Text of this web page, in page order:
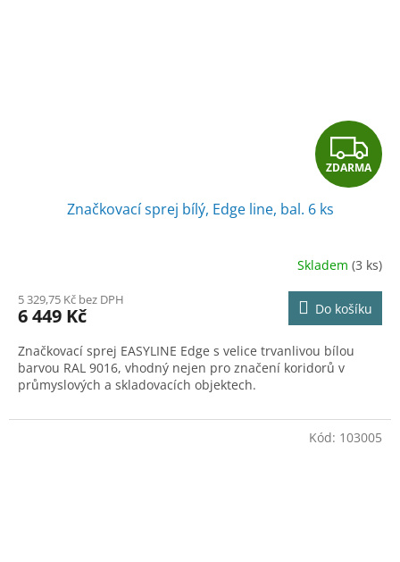
Z
D
R
M
A
ZDARMA
Značkovací sprej bílý, Edge line, bal. 6 ks
Skladem (3 ks)
5 329,75 Kč bez DPH
6 449 Kč Do košíku
Značkovací sprej EASYLINE Edge s velice trvanlivou bílou
barvou RAL 9016, vhodný nejen pro značení koridorů v
průmyslových a skladovacích objektech.
Kód: 103005